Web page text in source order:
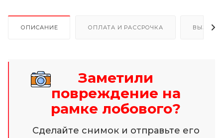
ОПИСАНИЕ ОПЛАТА И РАССРОЧКА ВЫЗОВ
Заметили
повреждение на
рамке лобового?
Сделайте снимок и отправьте его